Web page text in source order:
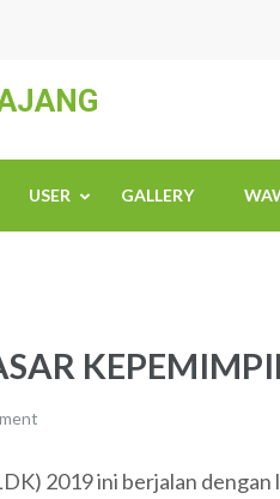
USER GALLERY
2019 ini berjalan dengan